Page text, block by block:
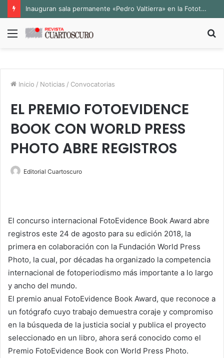
Inauguran sala permanente «Pedro Valtierra» en la Fototeca de Zacatecas
Menú
Inicio / Noticias / Convocatorias
EL PREMIO FOTOEVIDENCE
BOOK CON WORLD PRESS
PHOTO ABRE REGISTROS
Editorial Cuartoscuro
El concurso internacional FotoEvidence Book Award abre
registros este 24 de agosto para su edición 2018, la
primera en colaboración con la Fundación World Press
Photo, la cual, por décadas ha organizado la competencia
internacional de fotoperiodismo más importante a lo largo
y ancho del mundo.
El premio anual FotoEvidence Book Award, que reconoce a
un fotógrafo cuyo trabajo demuestra coraje y compromiso
en la búsqueda de la justicia social y publica el proyecto
seleccionado en un libro, ahora será conocido como el
Premio FotoEvidence Book con World Press Photo.